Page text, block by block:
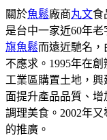
關於魚鬆廠商丸文食
是台中一家近60年
旗魚鬆而遠近馳名
不應求。1995年在
工業區購置土地，
面提升產品品質、
調理美食。2002年
的推廣。